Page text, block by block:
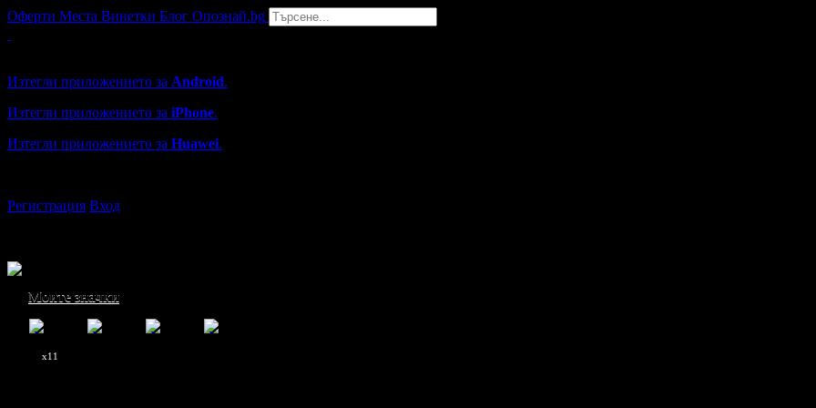
Оферти Места Винетки Блог Опознай.bg
Изтегли приложението за Android.
Изтегли приложението за iPhone.
Изтегли приложението за Huawei.
Регистрация Вход
Моите значки
x11